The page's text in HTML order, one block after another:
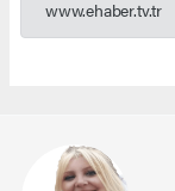
www.ehaber.tv.tr